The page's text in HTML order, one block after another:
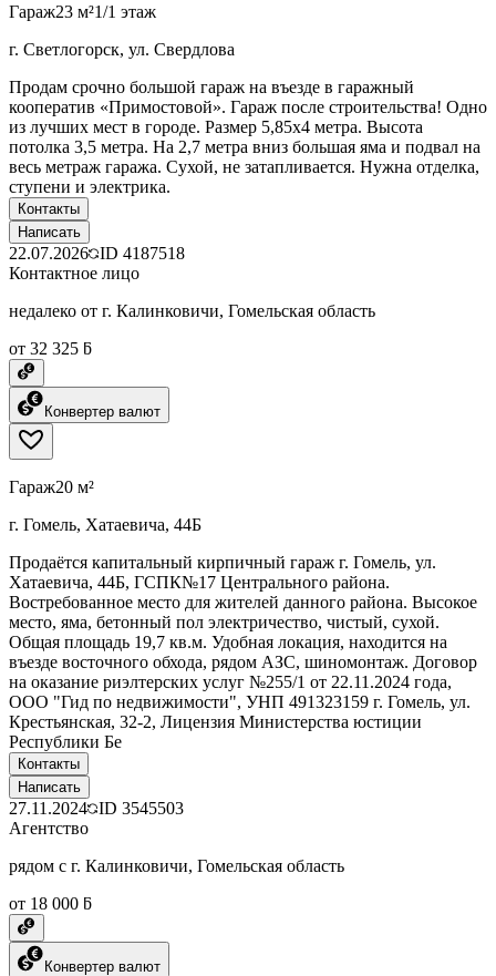
Гараж23 м²1/1 этаж
г. Светлогорск, ул. Свердлова
Продам срочно большой гараж на въезде в гаражный
кооператив «Примостовой». Гараж после строительства! Одно
из лучших мест в городе. Размер 5,85х4 метра. Высота
потолка 3,5 метра. На 2,7 метра вниз большая яма и подвал на
весь метраж гаража. Сухой, не затапливается. Нужна отделка,
ступени и электрика.
Контакты
Написать
22.07.2026 ID 4187518
Контактное лицо
недалеко от г. Калинковичи, Гомельская область
от 32 325 ƃ
Конвертер валют
Гараж20 м²
г. Гомель, Хатаевича, 44Б
Продаётся капитальный кирпичный гараж г. Гомель, ул.
Хатаевича, 44Б, ГСПК№17 Центрального района.
Востребованное место для жителей данного района. Высокое
место, яма, бетонный пол электричество, чистый, сухой.
Общая площадь 19,7 кв.м. Удобная локация, находится на
въезде восточного обхода, рядом АЗС, шиномонтаж. Договор
на оказание риэлтерских услуг №255/1 от 22.11.2024 года,
ООО "Гид по недвижимости", УНП 491323159 г. Гомель, ул.
Крестьянская, 32-2, Лицензия Министерства юстиции
Республики Бе
Контакты
Написать
27.11.2024 ID 3545503
Агентство
рядом с г. Калинковичи, Гомельская область
от 18 000 ƃ
Конвертер валют